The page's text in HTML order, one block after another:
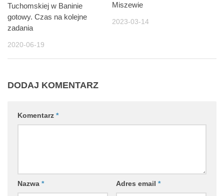
Tuchomskiej w Baninie
gotowy. Czas na kolejne
zadania
2020-06-19
Miszewie
2023-03-14
DODAJ KOMENTARZ
Komentarz *
Nazwa * Adres email *